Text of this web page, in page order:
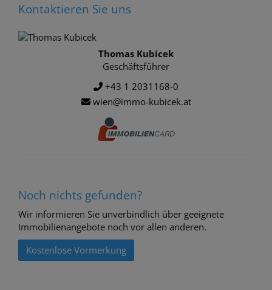
Kontaktieren Sie uns
Thomas Kubicek
Geschäftsführer
+43 1 2031168-0
wien@immo-kubicek.at
Noch nichts gefunden?
Wir informieren Sie unverbindlich über geeignete
Immobilienangebote noch vor allen anderen.
Kostenlose Vormerkung